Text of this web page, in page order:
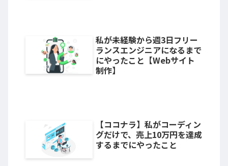
私が未経験から週3日フリー
ランスエンジニアになるまで
にやったこと【Webサイト
制作】
【ココナラ】私がコーディン
グだけで、売上10万円を達成
するまでにやったこと